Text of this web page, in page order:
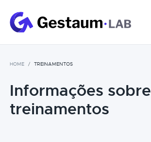
HOME TREINAMENTOS
Informações sobre
treinamentos